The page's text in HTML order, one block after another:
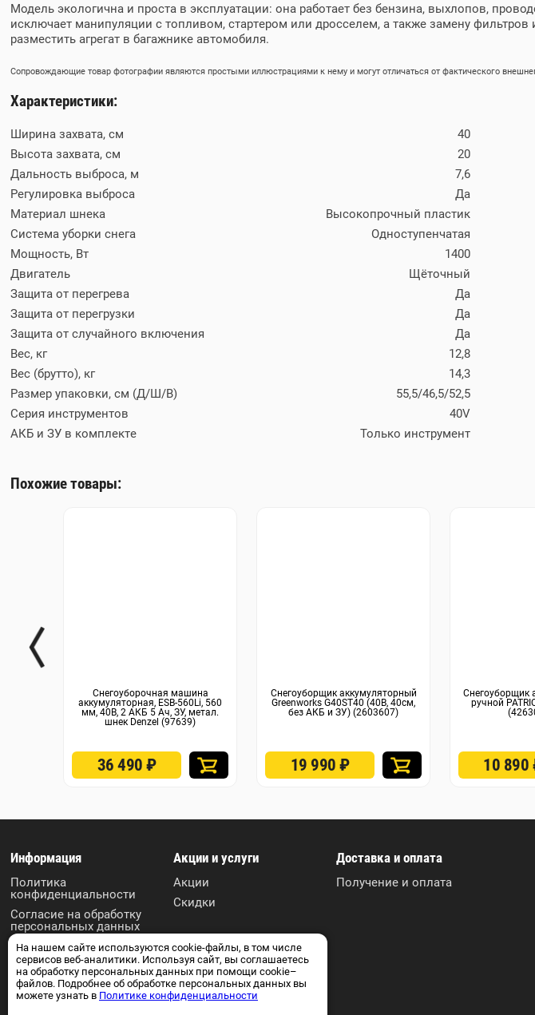
Модель экологична и проста в эксплуатации: она работает без бензина, выхлопов,
исключает манипуляции с топливом, стартером или дросселем, а также замену
разместить агрегат в багажнике автомобиля.
Сопровождающие товар фотографии являются простыми иллюстрациями к нему и могут отличаться от фактического
Характеристики:
Ширина захвата, см
40
Высота захвата, см
20
Дальность выброса, м
7,6
Регулировка выброса
Да
Материал шнека
Высокопрочный пластик
Система уборки снега
Одноступенчатая
Мощность, Вт
1400
Двигатель
Щёточный
Защита от перегрева
Да
Защита от перегрузки
Да
Защита от случайного включения
Да
Вес, кг
12,8
Вес (брутто), кг
14,3
Размер упаковки, см (Д/Ш/В)
55,5/46,5/52,5
Серия инструментов
40V
АКБ и ЗУ в комплекте
Только инструмент
Похожие товары:
Снегоуборочная машина
аккумуляторная, ESB-560Li, 560
мм, 40В, 2 АКБ 5 Ач, ЗУ, метал.
шнек Denzel (97639)
36 490₽
Снегоуборщик аккумуляторный
Greenworks G40ST40 (40В, 40см,
без АКБ и ЗУ) (2603607)
19 990₽
Снегоуборщик
ручной
10 890
Информация
Политика
конфиденциальности
Согласие на обработку
персональных данных
Пользовательское
соглашение
Контакты
Акции и услуги
Акции
Скидки
Доставка и оплата
Получение и оплата
На нашем сайте используются cookie-файлы, в том числе
сервисов веб-аналитики. Используя сайт, вы соглашаетесь
на обработку персональных данных при помощи cookie–
файлов. Подробнее об обработке персональных данных вы
можете узнать в Политике конфиденциальности